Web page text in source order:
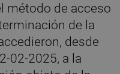
método de acceso
de la
desde
02-2025, a la